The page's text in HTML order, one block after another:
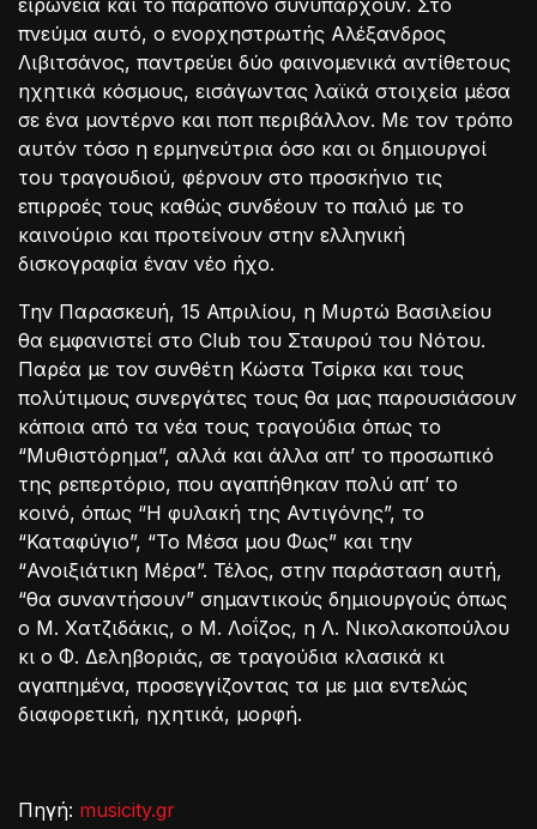
ειρωνεία και το παράπονο συνυπάρχουν. Στο
πνεύμα αυτό, ο ενορχηστρωτής Αλέξανδρος
Λιβιτσάνος, παντρεύει δύο φαινομενικά αντίθετους
ηχητικά κόσμους, εισάγωντας λαϊκά στοιχεία μέσα
σε ένα μοντέρνο και ποπ περιβάλλον. Με τον τρόπο
αυτόν τόσο η ερμηνεύτρια όσο και οι δημιουργοί
του τραγουδιού, φέρνουν στο προσκήνιο τις
επιρροές τους καθώς συνδέουν το παλιό με το
καινούριο και προτείνουν στην ελληνική
δισκογραφία έναν νέο ήχο.
Την Παρασκευή, 15 Απριλίου, η Μυρτώ Βασιλείου
θα εμφανιστεί στο Club του Σταυρού του Νότου.
Παρέα με τον συνθέτη Κώστα Τσίρκα και τους
πολύτιμους συνεργάτες τους θα μας παρουσιάσουν
κάποια από τα νέα τους τραγούδια όπως το
“Μυθιστόρημα”, αλλά και άλλα απ’ το προσωπικό
της ρεπερτόριο, που αγαπήθηκαν πολύ απ’ το
κοινό, όπως “Η φυλακή της Αντιγόνης”, το
“Καταφύγιο”, “Το Μέσα μου Φως” και την
“Ανοιξιάτικη Μέρα”. Τέλος, στην παράσταση αυτή,
“θα συναντήσουν” σημαντικούς δημιουργούς όπως
ο Μ. Χατζιδάκις, ο Μ. Λοΐζος, η Λ. Νικολακοπούλου
κι ο Φ. Δεληβοριάς, σε τραγούδια κλασικά κι
αγαπημένα, προσεγγίζοντας τα με μια εντελώς
διαφορετική, ηχητικά, μορφή.
Πηγή: musicity.gr